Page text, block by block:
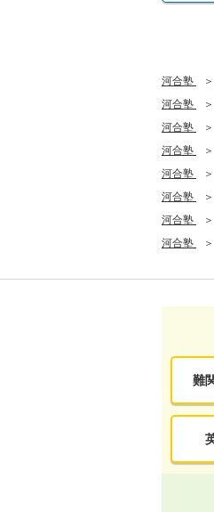
河合塾
河合塾
河合塾
河合塾
河合塾
河合塾
河合塾
河合塾
難